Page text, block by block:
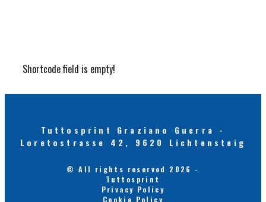
Shortcode field is empty!
Tuttosprint Graziano Guerra -
Loretostrasse 42, 9620 Lichtensteig
© All rights reserved 2026 -
Tuttosprint
Privacy Policy
Cookie Policy